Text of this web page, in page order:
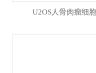
U2OS人骨肉瘤细胞